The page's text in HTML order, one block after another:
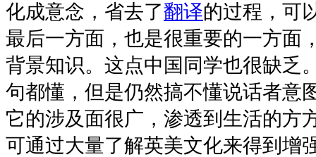
化成意念，省去了翻译的过程，可
最后一方面，也是很重要的一方面
背景知识。这点中国同学也很缺乏
句都懂，但是仍然搞不懂说话者意
它的涉及面很广，渗透到生活的方
可通过大量了解英美文化来得到增